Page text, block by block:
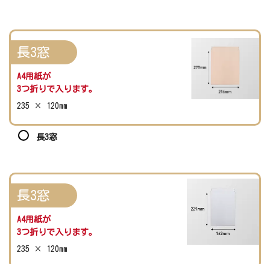
長3窓
A4用紙が
3つ折りで入ります。
235 × 120mm
長3窓
長3窓
A4用紙が
3つ折りで入ります。
235 × 120mm